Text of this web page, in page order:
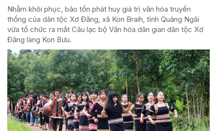
Nhằm khôi phục, bảo tồn phát huy giá trị văn hóa truyền
thống của dân tộc Xơ Đăng, xã Kon Braih, tỉnh Quảng Ngãi
vừa tổ chức ra mắt Câu lạc bộ Văn hóa dân gian dân tộc Xơ
Đăng làng Kon Bưu.